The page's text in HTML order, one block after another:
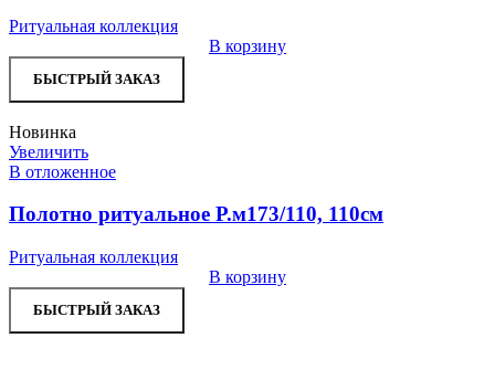
Ритуальная коллекция
В корзину
БЫСТРЫЙ ЗАКАЗ
Новинка
Увеличить
В отложенное
Полотно ритуальное Р.м173/110, 110см
Ритуальная коллекция
В корзину
БЫСТРЫЙ ЗАКАЗ